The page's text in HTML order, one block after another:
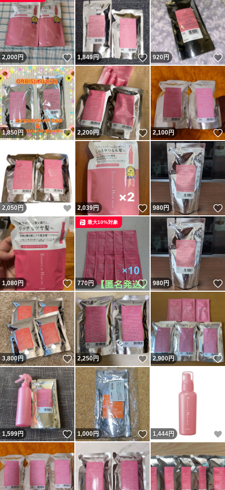
2,000円 いいね！
1,849円 いいね！
920円
1,850円 いいね！
2,200円 いいね！
2,100円
2,050 円 いいね！
2,039円 いいね！
980円
1,080円 いいね！
770円 いいね！
最大10%対象
980円
3,800円 いいね！
2,250円 いいね！
2,900円
1,599円 いいね！
1,000円 いいね！
1,444円